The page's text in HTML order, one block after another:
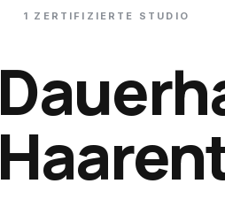
1 ZERTIFIZIERTE STUDIO